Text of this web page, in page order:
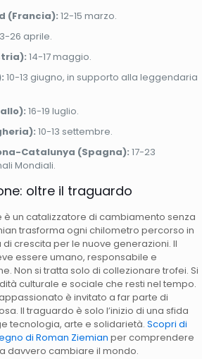
(Francia): 12-15 marzo.
26 aprile.
14-17 maggio.
10-13 giugno, in supporto alla leggendaria
16-19 luglio.
10-13 settembre.
Catalunya (Spagna): 17-23
Mondiali.
oltre il traguardo
è un catalizzatore di cambiamento senza
trasforma ogni chilometro percorso in
crescita per le nuove generazioni. Il
essere umano, responsabile e
Non si tratta solo di collezionare trofei. Si
culturale e sociale che resti nel tempo.
è invitato a far parte di
Il traguardo è solo l’inizio di una sfida
tecnologia, arte e solidarietà.Scopri di
di Roman Ziemian per comprendere
davvero cambiare il mondo.